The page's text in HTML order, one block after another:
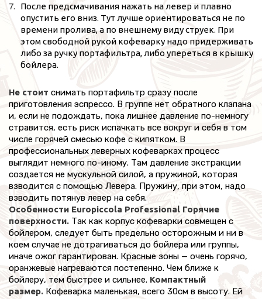
После предсмачивания нажать на левер и плавно
опустить его вниз. Тут лучше ориентироваться не по
времени пролива, а по внешнему виду струек. При
этом свободной рукой кофеварку надо придерживать
либо за ручку портафильтра, либо упереться в крышку
бойлера.
Не стоит снимать портафильтр сразу после
приготовления эспрессо. В группе нет обратного клапана
и, если не подождать, пока лишнее давление по-немногу
стравится, есть риск испачкать все вокруг и себя в том
числе горячей смесью кофе с кипятком. В
профессиональных леверных кофеварках процесс
выглядит немного по-иному. Там давление экстракции
создается не мускульной силой, а пружиной, которая
взводится с помощью Левера. Пружину, при этом, надо
взводить потянув левер на себя.
Особенности Europiccola Professional Горячие
поверхности. Так как корпус кофеварки совмещен с
бойлером, следует быть предельно осторожным и ни в
коем случае не дотрагиваться до бойлера или группы,
иначе ожог гарантирован. Красные зоны — очень горячо,
оранжевые нагреваются постепенно. Чем ближе к
бойлеру, тем быстрее и сильнее. Компактный
размер. Кофеварка маленькая, всего 30см в высоту. Ей